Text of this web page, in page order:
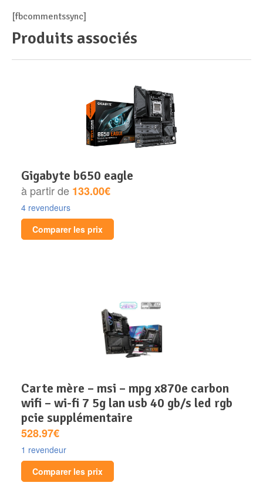
[fbcommentssync]
Produits associés
gigabyte b650 eagle
à partir de 133.00€
4 revendeurs
Comparer les prix
carte mère – msi – mpg x870e carbon
wifi – wi-fi 7 5g lan usb 40 gb/s led rgb
pcie supplémentaire
528.97€
1 revendeur
Comparer les prix